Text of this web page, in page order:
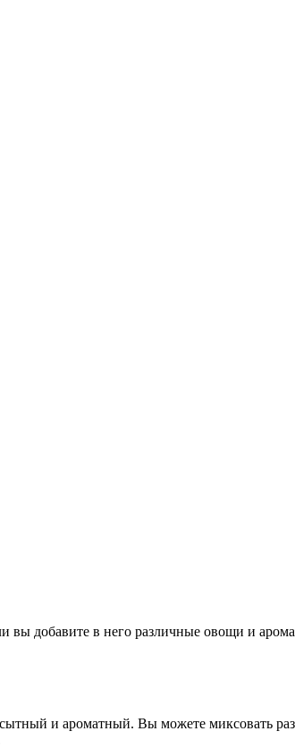
вы добавите в него различные овощи и
и ароматный. Вы можете миксовать